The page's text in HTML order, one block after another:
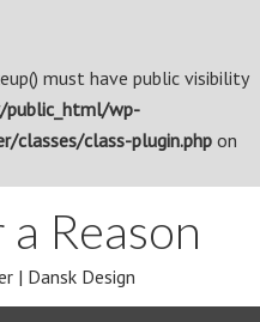
must have public visibility
wp-
classes/class-plugin.php on
Reason
| Dansk Design